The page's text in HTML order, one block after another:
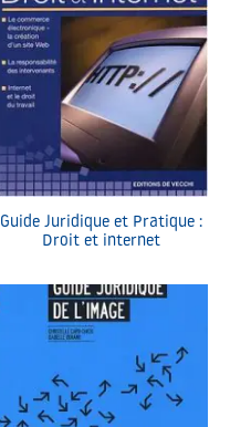
Guide Juridique et Pratique :
Droit et internet